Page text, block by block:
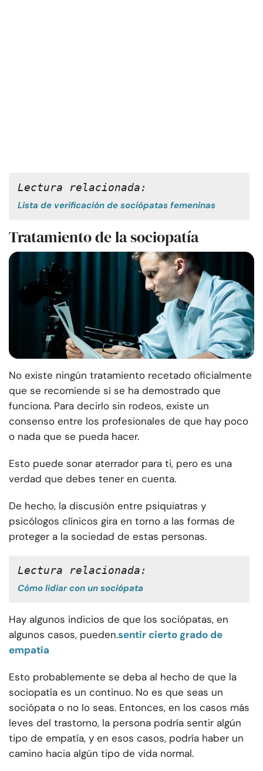
Lectura relacionada:
Lista de verificación de sociópatas femeninas
Tratamiento de la sociopatía
No existe ningún tratamiento recetado oficialmente
que se recomiende si se ha demostrado que
funciona. Para decirlo sin rodeos, existe un
consenso entre los profesionales de que hay poco
o nada que se pueda hacer.
Esto puede sonar aterrador para ti, pero es una
verdad que debes tener en cuenta.
De hecho, la discusión entre psiquiatras y
psicólogos clínicos gira en torno a las formas de
proteger a la sociedad de estas personas.
Lectura relacionada:
Cómo lidiar con un sociópata
Hay algunos indicios de que los sociópatas, en
algunos casos, pueden.sentir cierto grado de
empatía
Esto probablemente se deba al hecho de que la
sociopatía es un continuo. No es que seas un
sociópata o no lo seas. Entonces, en los casos más
leves del trastorno, la persona podría sentir algún
tipo de empatía, y en esos casos, podría haber un
camino hacia algún tipo de vida normal.